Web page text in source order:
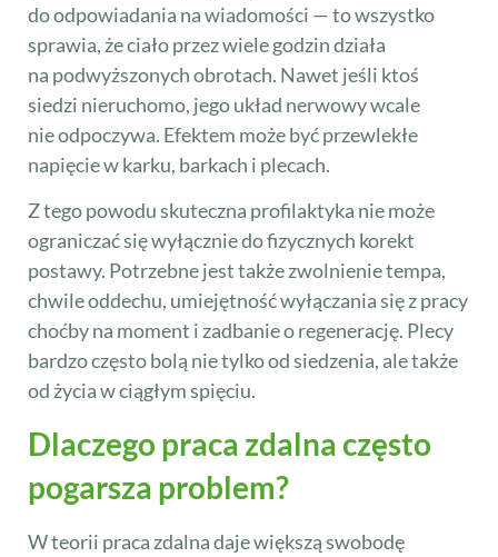
do odpowiadania na wiadomości — to wszystko
sprawia, że ciało przez wiele godzin działa
na podwyższonych obrotach. Nawet jeśli ktoś
siedzi nieruchomo, jego układ nerwowy wcale
nie odpoczywa. Efektem może być przewlekłe
napięcie w karku, barkach i plecach.
Z tego powodu skuteczna profilaktyka nie może
ograniczać się wyłącznie do fizycznych korekt
postawy. Potrzebne jest także zwolnienie tempa,
chwile oddechu, umiejętność wyłączania się z pracy
choćby na moment i zadbanie o regenerację. Plecy
bardzo często bolą nie tylko od siedzenia, ale także
od życia w ciągłym spięciu.
Dlaczego praca zdalna często
pogarsza problem?
W teorii praca zdalna daje większą swobodę